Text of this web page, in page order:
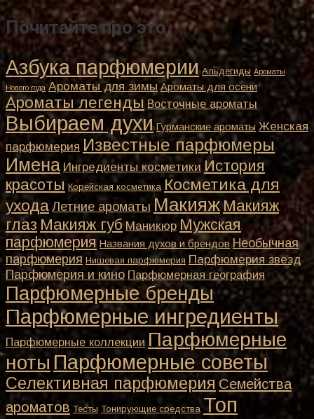
Почитайте про это
Азбука парфюмерии Альдегиды Ароматы
Нового года Ароматы для зимы Ароматы для осени
Ароматы легенды Восточные ароматы
Выбираем духи Гурманские ароматы Женская
парфюмерия Известные парфюмеры
Имена Ингредиенты косметики История
красоты Корейская косметика Косметика для
уходаЛетние ароматы МакияжМакияж
глаз Макияж губ Маникюр Мужская
парфюмерия Названия духов и брендов Необычная
парфюмерия Нишевая парфюмерия Парфюмерия звезд
Парфюмерия и кино Парфюмерная география
Парфюмерные бренды
Парфюмерные ингредиенты
Парфюмерные коллекции Парфюмерные
ноты Парфюмерные советы
Селективная парфюмерия Семейства
ароматов Тесты Тонирующие средства Топ